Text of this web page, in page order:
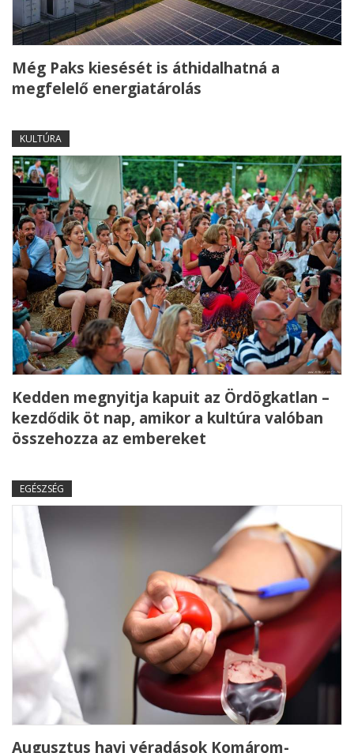
Még Paks kiesését is áthidalhatná a
megfelelő energiatárolás
KULTÚRA
Kedden megnyitja kapuit az Ördögkatlan –
kezdődik öt nap, amikor a kultúra valóban
összehozza az embereket
EGÉSZSÉG
Augusztus havi véradások Komárom-